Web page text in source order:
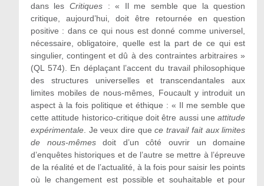
dans les Critiques: « Il me semble que la question
critique, aujourd’hui, doit être retournée en question
positive : dans ce qui nous est donné comme universel,
nécessaire, obligatoire, quelle est la part de ce qui est
singulier, contingent et dû à des contraintes arbitraires »
(QL 574). En déplaçant l’accent du travail philosophique
des structures universelles et transcendantales aux
limites mobiles de nous-mêmes, Foucault y introduit un
aspect à la fois politique et éthique : « Il me semble que
cette attitude historico-critique doit être aussi uneattitude
expérimentale. Je veux dire quece travail fait aux limites
de nous-mêmesdoit d’un côté ouvrir un domaine
d’enquêtes historiques et de l’autre se mettre à l’épreuve
de la réalité et de l’actualité, à la fois pour saisir les points
où le changement est possible et souhaitable et pour